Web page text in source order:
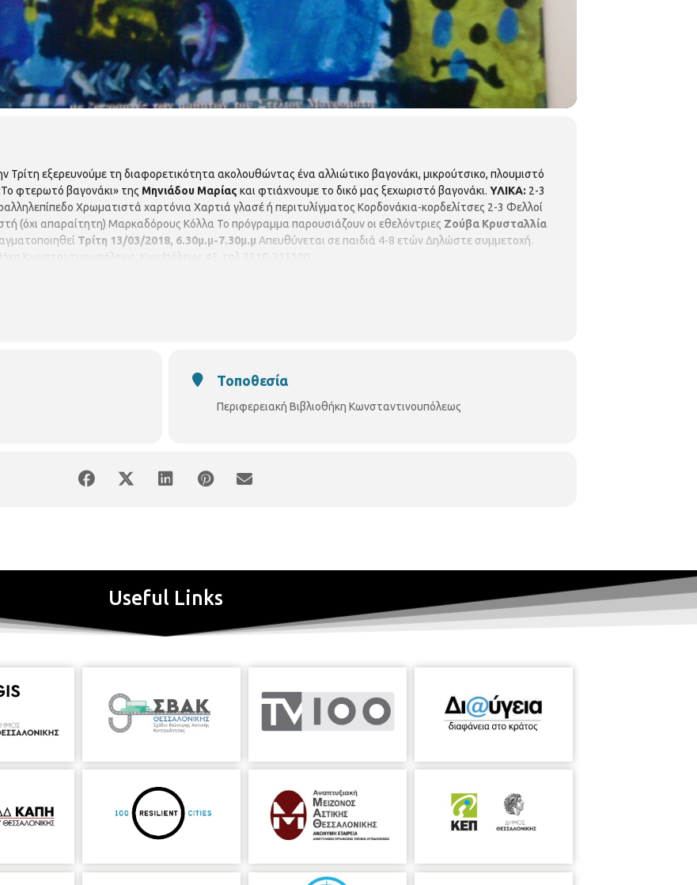
Τρίτη εξερευνούμε τη διαφορετικότητα ακολουθώντας ένα αλλιώτικο βαγονάκι, μικρούτσικο, πλουμιστό
φτερωτό βαγονάκι» της Μηνιάδου Μαρίας και φτιάχνουμε το δικό μας ξεχωριστό βαγονάκι. ΥΛΙΚΑ: 2-3
Χρωματιστά χαρτόνια Χαρτιά γλασέ ή περιτυλίγματος Κορδονάκια-κορδελίτσες 2-3 Φελλοί
(όχι απαραίτητη) Μαρκαδόρους Κόλλα Το πρόγραμμα παρουσιάζουν οι εθελόντριες Ζούβα Κρυσταλλία
Τρίτη 13/03/2018, 6.30μ.μ-7.30μ.μ Απευθύνεται σε παιδιά 4-8 ετών Δηλώστε συμμετοχή.
Κωνσταντινουπόλεως. Κων/πόλεως 45, τηλ.2310-315100
Τοποθεσία
Περιφερειακή Βιβλιοθήκη Κωνσταντινουπόλεως
Useful Links